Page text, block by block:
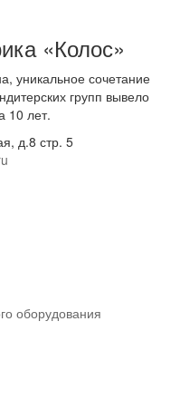
«Колос»
уникальное сочетание
групп вывело
10 лет.
д.8 стр. 5
оборудования